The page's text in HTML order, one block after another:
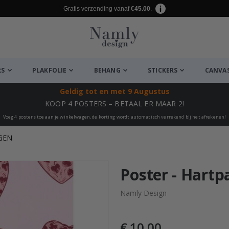
Gratis verzending vanaf€45.00.
PLAKFOLIE BEHANG STICKERS
Geldig tot en met 9 Augustus
KOOP 4 POSTERS – BETAAL ER MAAR 2!
Voeg 4 posters toe aan je winkelwagen, de korting wordt automatisch verrekend bij het afrekenen!
✔ Poster -
Namly Design